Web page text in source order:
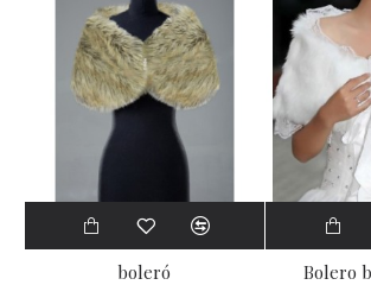
boleró Bolero